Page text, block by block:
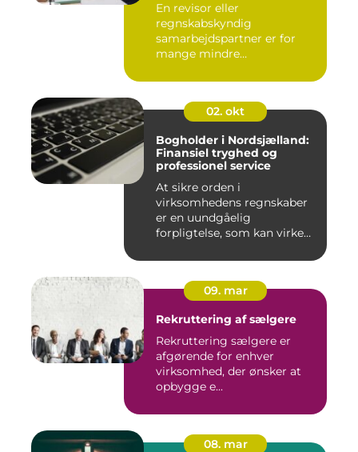
En revisor eller
regnskabskyndig
samarbejdspartner er for
mange mindre
ro...
02. okt
Bogholder i Nordsjælland:
Finansiel tryghed og
professionel service
At sikre orden i
virksomhedens regnskaber
er en uundgåelig
forpligtelse, som kan virke
09. mar
Rekruttering af sælgere
Rekruttering sælgere er
afgørende for enhver
virksomhed, der ønsker at
opbygge e...
08. mar